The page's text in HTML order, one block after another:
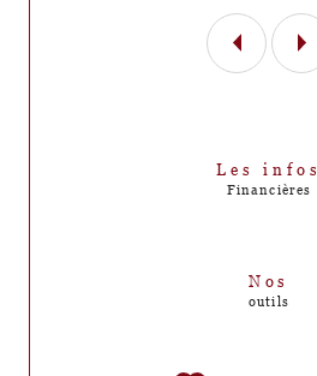
Les infos
Financières
Nos
outils